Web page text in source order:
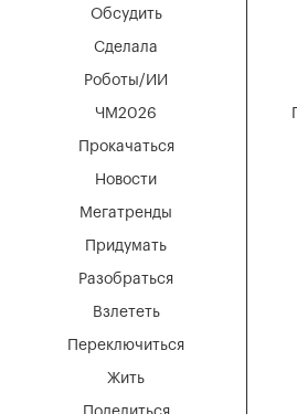
Мегатренды
Придумать
Разобраться
Взлететь
Новости
Переключиться
Жить
Обсудить
Сделала
Роботы/ИИ
ЧМ2026
Прокачаться